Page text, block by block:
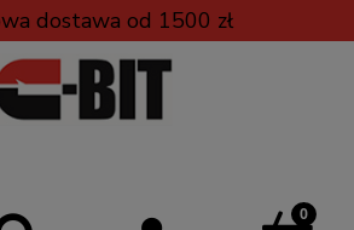
dostawa od 1500 zł